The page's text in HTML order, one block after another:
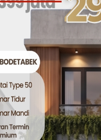
dilakukan oleh teknisi
alat dan bahan
tepat bisa menjadi
sebagai solusi
KlikKonstruksiatau
kebutuhan dan budget